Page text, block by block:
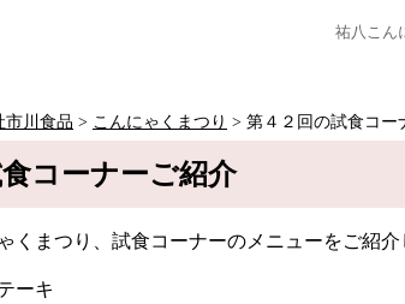
祐八こん
市川食品 > こんにゃくまつり > 第４２回の試食コー
コーナーご紹介
くまつり、試食コーナーのメニューをご紹介
ーキ